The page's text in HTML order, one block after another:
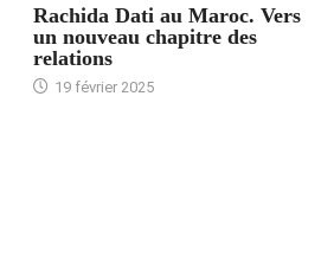
Rachida Dati au Maroc. Vers
un nouveau chapitre des
relations
19 février 2025